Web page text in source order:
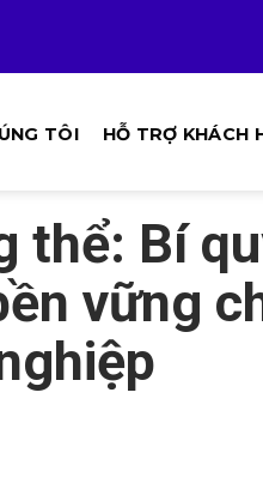
TÔI HỖ TRỢ KHÁCH
thể: Bí
vững